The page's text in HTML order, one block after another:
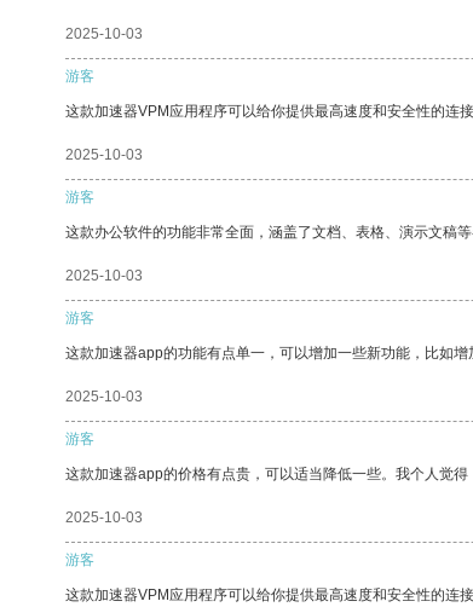
2025-10-03
游客
这款加速器VPM应用程序可以给你提供最高速度和安全性的连
2025-10-03
游客
这款办公软件的功能非常全面，涵盖了文档、表格、演示文稿
2025-10-03
游客
这款加速器app的功能有点单一，可以增加一些新功能，比如增
2025-10-03
游客
这款加速器app的价格有点贵，可以适当降低一些。我个人觉
2025-10-03
游客
这款加速器VPM应用程序可以给你提供最高速度和安全性的连接